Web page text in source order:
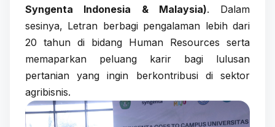
Syngenta Indonesia & Malaysia). Dalam
sesinya, Letran berbagi pengalaman lebih dari
20 tahun di bidang Human Resources serta
memaparkan peluang karir bagi lulusan
pertanian yang ingin berkontribusi di sektor
agribisnis.